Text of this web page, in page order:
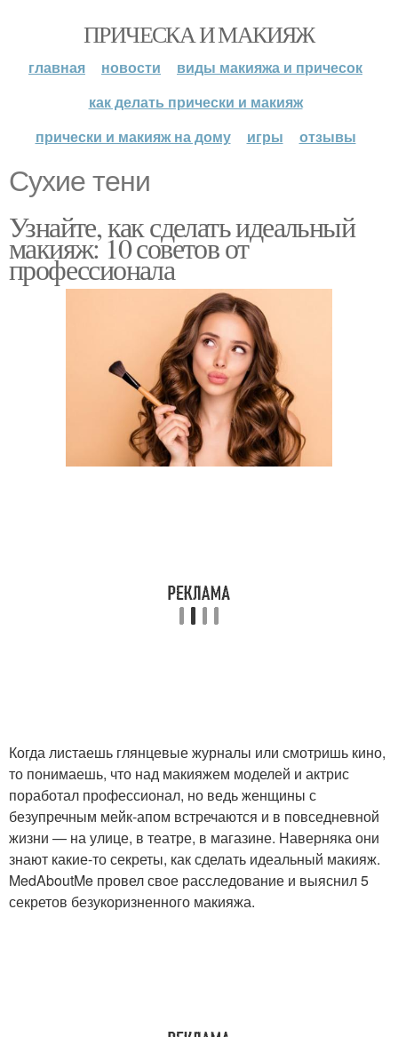
ПРИЧЕСКА И МАКИЯЖ
главная новости
виды макияжа и причесок
как делать прически и макияж
прически и макияж на дому
игры отзывы
Сухие тени
Узнайте, как сделать идеальный
макияж: 10 советов от
профессионала
Когда листаешь глянцевые журналы или смотришь кино,
то понимаешь, что над макияжем моделей и актрис
поработал профессионал, но ведь женщины с
безупречным мейк-апом встречаются и в повседневной
жизни — на улице, в театре, в магазине. Наверняка они
знают какие-то секреты, как сделать идеальный макияж.
MedAboutMe провел свое расследование и выяснил 5
секретов безукоризненного макияжа.